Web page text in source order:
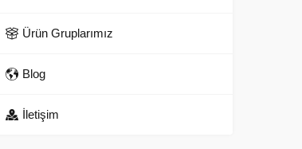
Ürün Gruplarımız
Blog
İletişim